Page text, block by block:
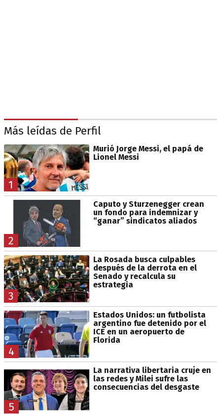
Más leídas de Perfil
1
Murió Jorge Messi, el papá de
Lionel Messi
2
Caputo y Sturzenegger crean
un fondo para indemnizar y
“ganar” sindicatos aliados
3
La Rosada busca culpables
después de la derrota en el
Senado y recalcula su
estrategia
4
Estados Unidos: un futbolista
argentino fue detenido por el
ICE en un aeropuerto de
Florida
5
La narrativa libertaria cruje en
las redes y Milei sufre las
consecuencias del desgaste